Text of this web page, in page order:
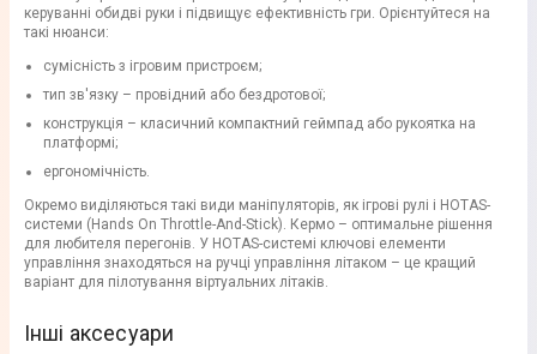
керуванні обидві руки і підвищує ефективність гри. Орієнтуйтеся на
такі нюанси:
сумісність з ігровим пристроєм;
тип зв'язку – провідний або бездротової;
конструкція – класичний компактний геймпад або рукоятка на
платформі;
ергономічність.
Окремо виділяються такі види маніпуляторів, як ігрові рулі і HOTAS-
системи (Hands On Throttle-And-Stick). Кермо – оптимальне рішення
для любителя перегонів. У HOTAS-системі ключові елементи
управління знаходяться на ручці управління літаком – це кращий
варіант для пілотування віртуальних літаків.
Інші аксесуари